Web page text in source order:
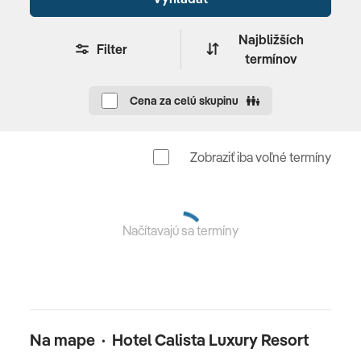
priestranný balkón alebo terasa, výhľad na krajinu alebo
Presidential Suite
( max 4 dospelé osoby a 1
dieťa, 160m2) jedna veľká spálňa s manželskou
posteľou, druhá hosťovská spálňa s oddeleným
vstupom a dvomi jedno lôžkami, obývacia miestnosť s
jedálenskou časťou, dve kúpeľne, jedna s vírivkou a
King Suite(max 4 dospelé osoby
vstupom a dvomi jedno lôžkami, obývacia miestnosť s
jedálenskou časťou, dve kúpeľne, jedna s vírivkou a
hlavná bufetová reštaurácia Bellum (raňajky, obedy a
Filter
Najbližších
termínov
Cena za celú skupinu
Zobraziť iba voľné termíny
Načítavajú sa termíny
Na mape · Hotel Calista Luxury Resort